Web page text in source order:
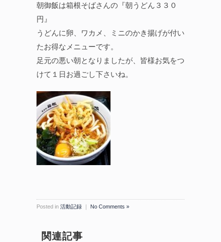
朝御飯は箱根そばさんの『朝うどん３３０
円』
うどんに卵、ワカメ、ミニのかき揚げが付い
たお得なメニューです。
足元の悪い朝となりましたが、皆様お気をつ
けて１日お過ごし下さいね。
Posted in 活動記録 ｜ No Comments »
関連記事